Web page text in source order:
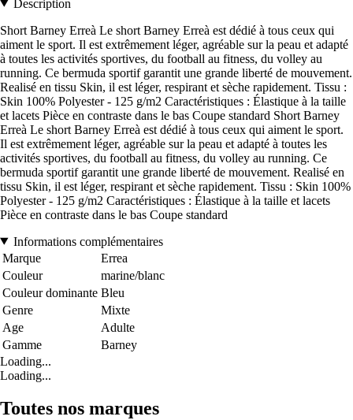
Description
Short Barney Erreà Le short Barney Erreà est dédié à tous ceux qui
aiment le sport. Il est extrêmement léger, agréable sur la peau et adapté
à toutes les activités sportives, du football au fitness, du volley au
running. Ce bermuda sportif garantit une grande liberté de mouvement.
Realisé en tissu Skin, il est léger, respirant et sèche rapidement. Tissu :
Skin 100% Polyester - 125 g/m2 Caractéristiques : Élastique à la taille
et lacets Pièce en contraste dans le bas Coupe standard Short Barney
Erreà Le short Barney Erreà est dédié à tous ceux qui aiment le sport.
Il est extrêmement léger, agréable sur la peau et adapté à toutes les
activités sportives, du football au fitness, du volley au running. Ce
bermuda sportif garantit une grande liberté de mouvement. Realisé en
tissu Skin, il est léger, respirant et sèche rapidement. Tissu : Skin 100%
Polyester - 125 g/m2 Caractéristiques : Élastique à la taille et lacets
Pièce en contraste dans le bas Coupe standard
Informations complémentaires
Marque
Errea
Couleur
marine/blanc
Couleur dominante Bleu
Genre
Mixte
Age
Adulte
Gamme
Barney
Loading...
Loading...
Toutes nos marques